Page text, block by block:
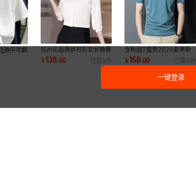
袖中年翻
季宽松
杭州正品真丝衬衫女长袖春
新款百搭纯色高档职业装显
瘦桑蚕丝衬衣
¥138.00 已售 3件
专柜圆T恤男2026夏季新
款纯色百搭青中年上衣时尚
潮流免烫体恤衫
¥158.00 已售 3件
一键登录